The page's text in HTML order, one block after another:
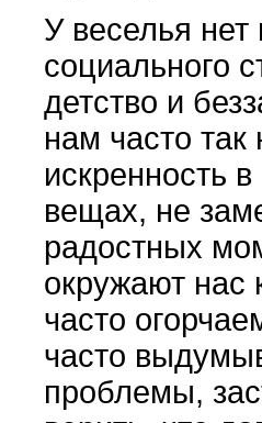
У веселья нет
социального
детство и
нам часто
искренность
вещах, не
радостных
окружают
часто
часто
проблемы,